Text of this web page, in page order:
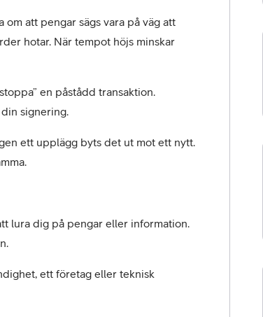
om att pengar sägs vara på väg att
hotar. När tempot höjs minskar
en påstådd transaktion.
signering.
ett upplägg byts det ut mot ett nytt.
lura dig på pengar eller information.
ett företag eller teknisk